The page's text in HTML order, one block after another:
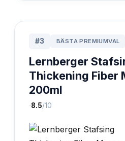
#3 BÄSTA PREMIUMVAL
Lernberger
Thickening Fiber
200ml
·8.5/10